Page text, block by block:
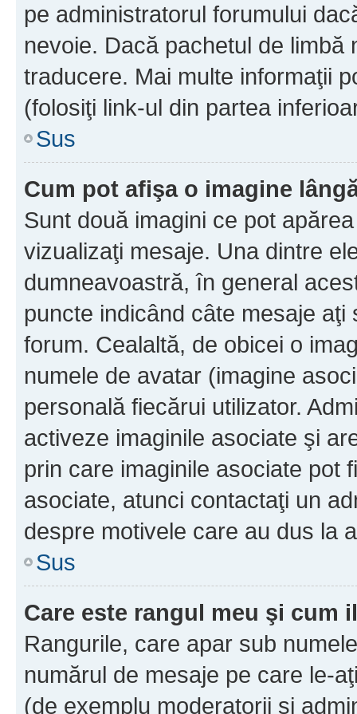
pe administratorul forumului
nevoie. Dacă pachetul de
traducere. Mai multe informaţii
(folosiţi link-ul din partea
Sus
Cum pot afişa o imagine
Sunt două imagini ce pot
vizualizaţi mesaje. Una dintre
dumneavoastră, în general
puncte indicând câte mesaje
forum. Cealaltă, de obicei o
numele de avatar (imagine
personală fiecărui utilizator.
activeze imaginile asociate şi
prin care imaginile asociate pot
asociate, atunci contactaţi un
despre motivele care au dus la
Sus
Care este rangul meu şi cum
Rangurile, care apar sub
numărul de mesaje pe care le-
(de exemplu moderatorii şi